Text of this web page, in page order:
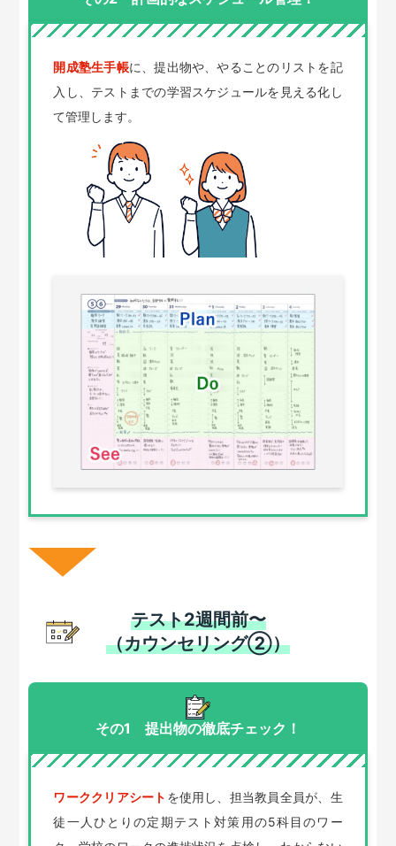
開成塾生手帳に、提出物や、やることのリストを記
入し、テストまでの学習スケジュールを見える化し
て管理します。
テスト2週間前〜
（カウンセリング②）
その1 提出物の徹底チェック！
ワーククリアシート を使用し、担当教員全員が、生
徒一人ひとりの定期テスト対策用の5科目のワー